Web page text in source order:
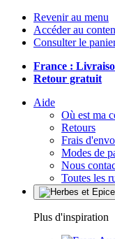
Revenir au menu
Accéder au
Consulter le
France :
Retour gratuit
Aide
Où est ma
Retours
Frais
Modes de
Nous
Toutes les
Plus d'inspiration